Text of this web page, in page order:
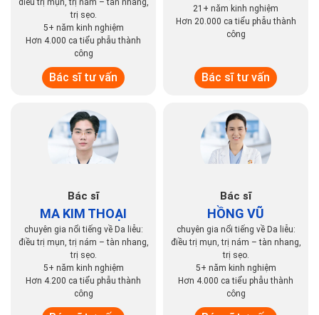
Bác sĩ
TRẦN NGUYỄN HÀ
CHÂU
chuyên gia nổi tiếng về Da liễu:
điều trị mụn, trị nám – tàn nhang,
Hơn 4.000 ca tiểu phẫu thành
công
Bác sĩ tư vấn
Thạc sĩ - Bác sĩ
LÊ THỊ THỦY
chuyên gia nổi tiếng về Da liễu:
trị sẹo.
21+ năm kinh nghiệm
Bác sĩ tư vấn
Bác sĩ
MA KIM THOẠI
chuyên gia nổi tiếng về Da liễu:
Bác sĩ
HỒNG VŨ
chuyên gia nổi tiếng về Da liễu: